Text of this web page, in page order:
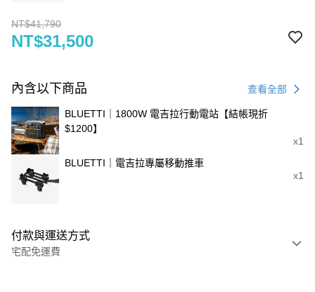
NT$41,790
NT$31,500
內含以下商品 查看全部
BLUETTI｜1800W 電吉拉行動電站【結帳現折
$1200】
x1
BLUETTI｜電吉拉專屬移動推車
x1
付款與運送方式
宅配免運費